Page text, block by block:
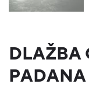
DLAŽBA